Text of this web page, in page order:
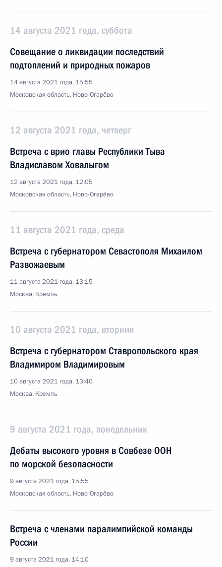
14 августа 2021 года, суббота
Совещание о ликвидации последствий
подтоплений и природных пожаров
14 августа 2021 года, 15:55
Московская область, Ново-Огарёво
12 августа 2021 года, четверг
Встреча с врио главы Республики Тыва
Владиславом Ховалыгом
12 августа 2021 года, 12:05
Московская область, Ново-Огарёво
11 августа 2021 года, среда
Встреча с губернатором Севастополя Михаилом
Развожаевым
11 августа 2021 года, 13:15
Москва, Кремль
10 августа 2021 года, вторник
Встреча с губернатором Ставропольского края
Владимиром Владимировым
10 августа 2021 года, 13:40
Москва, Кремль
9 августа 2021 года, понедельник
Дебаты высокого уровня в Совбезе ООН
по морской безопасности
9 августа 2021 года, 15:55
Московская область, Ново-Огарёво
Встреча с членами паралимпийской команды
России
9 августа 2021 года, 14:10